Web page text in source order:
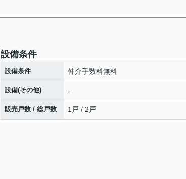
設備条件
設備条件 仲介手数料無料
設備(その他) -
販売戸数 / 総戸数 1戸 / 2戸